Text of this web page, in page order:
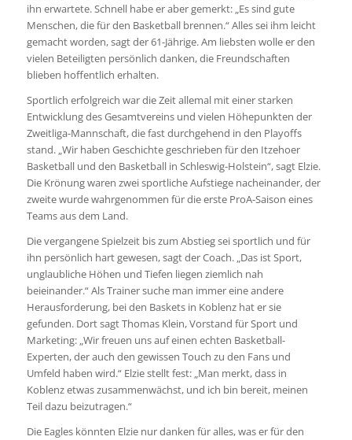
ihn erwartete. Schnell habe er aber gemerkt: „Es sind gute
Menschen, die für den Basketball brennen.“ Alles sei ihm leicht
gemacht worden, sagt der 61-Jährige. Am liebsten wolle er den
vielen Beteiligten persönlich danken, die Freundschaften
blieben hoffentlich erhalten.
Sportlich erfolgreich war die Zeit allemal mit einer starken
Entwicklung des Gesamtvereins und vielen Höhepunkten der
Zweitliga-Mannschaft, die fast durchgehend in den Playoffs
stand. „Wir haben Geschichte geschrieben für den Itzehoer
Basketball und den Basketball in Schleswig-Holstein“, sagt Elzie.
Die Krönung waren zwei sportliche Aufstiege nacheinander, der
zweite wurde wahrgenommen für die erste ProA-Saison eines
Teams aus dem Land.
Die vergangene Spielzeit bis zum Abstieg sei sportlich und für
ihn persönlich hart gewesen, sagt der Coach. „Das ist Sport,
unglaubliche Höhen und Tiefen liegen ziemlich nah
beieinander.“ Als Trainer suche man immer eine andere
Herausforderung, bei den Baskets in Koblenz hat er sie
gefunden. Dort sagt Thomas Klein, Vorstand für Sport und
Marketing: „Wir freuen uns auf einen echten Basketball-
Experten, der auch den gewissen Touch zu den Fans und
Umfeld haben wird.“ Elzie stellt fest: „Man merkt, dass in
Koblenz etwas zusammenwächst, und ich bin bereit, meinen
Teil dazu beizutragen.“
Die Eagles könnten Elzie nur danken für alles, was er für den